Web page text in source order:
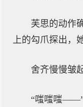
芙思的动作
上的勾爪探出，
舍齐慢慢皱
“嗤嗤嗤